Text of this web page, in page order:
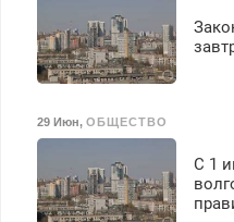
29 Июн, ОБЩЕСТВО
С 1